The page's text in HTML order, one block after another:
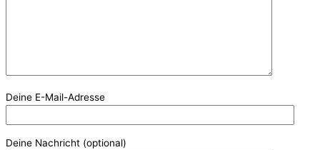
Deine E-Mail-Adresse
Deine Nachricht (optional)